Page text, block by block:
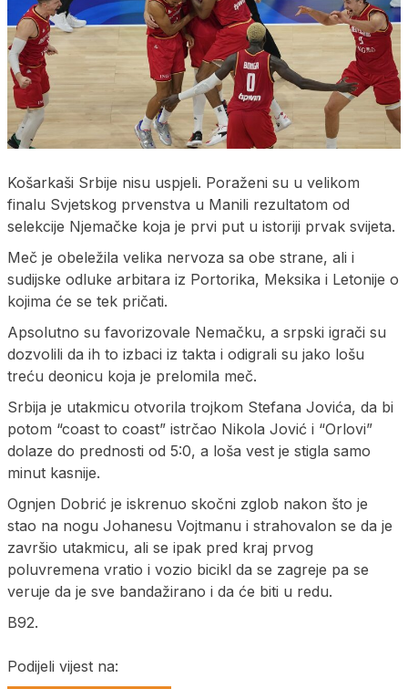
Košarkaši Srbije nisu uspjeli. Poraženi su u velikom
finalu Svjetskog prvenstva u Manili rezultatom od
selekcije Njemačke koja je prvi put u istoriji prvak svijeta.
Meč je obeležila velika nervoza sa obe strane, ali i
sudijske odluke arbitara iz Portorika, Meksika i Letonije o
kojima će se tek pričati.
Apsolutno su favorizovale Nemačku, a srpski igrači su
dozvolili da ih to izbaci iz takta i odigrali su jako lošu
treću deonicu koja je prelomila meč.
Srbija je utakmicu otvorila trojkom Stefana Jovića, da bi
potom “coast to coast” istrčao Nikola Jović i “Orlovi”
dolaze do prednosti od 5:0, a loša vest je stigla samo
minut kasnije.
Ognjen Dobrić je iskrenuo skočni zglob nakon što je
stao na nogu Johanesu Vojtmanu i strahovalon se da je
završio utakmicu, ali se ipak pred kraj prvog
poluvremena vratio i vozio bicikl da se zagreje pa se
veruje da je sve bandažirano i da će biti u redu.
B92.
Podijeli vijest na: